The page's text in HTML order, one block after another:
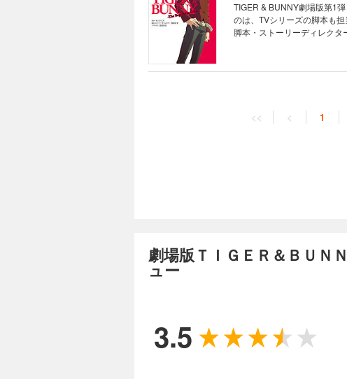
TIGER & BUNNY劇場版第1
のは、TVシリーズの脚本も
脚本・ストーリーディレクタ
<< < 1
劇場版ＴＩＧＥＲ＆ＢＵ
ュー
3.5